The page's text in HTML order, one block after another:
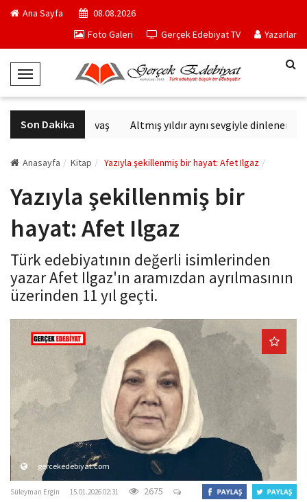
Ana Sayfa
08.08.2026
Foto Galeri
Gerçek Edebiyat TV Yazarlar
T
o
g
g
e
a
i
a
t
i
o
n
Son Dakika
Altıncı Nesil Savaş Altmış yıldır aynı sevgiyle dinlenen
Anasayfa Kitap Yazıyla şekillenmiş bir hayat: Afet Ilgaz
Yazıyla şekillenmiş bir
hayat: Afet Ilgaz
Türk edebiyatının değerli isimlerinden
yazar Afet Ilgaz'ın aramızdan ayrılmasının
üzerinden 11 yıl geçti.
gercekedebiyat.com
Süleyman Ergin 15.01.2026 02:31 2675